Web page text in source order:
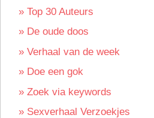
» Top 30 Auteurs
» De oude doos
» Verhaal van de week
» Doe een gok
» Zoek via keywords
» Sexverhaal Verzoekjes